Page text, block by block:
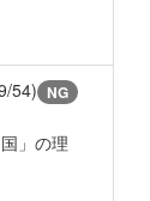
54) NG
」の理